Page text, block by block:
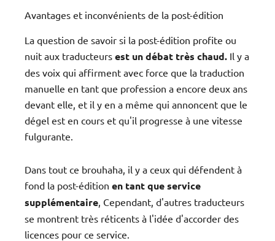
Avantages et inconvénients de la post-édition
La question de savoir si la post-édition profite ou
nuit aux traducteurs est un débat très chaud. Il y a
des voix qui affirment avec force que la traduction
manuelle en tant que profession a encore deux ans
devant elle, et il y en a même qui annoncent que le
dégel est en cours et qu'il progresse à une vitesse
fulgurante.
Dans tout ce brouhaha, il y a ceux qui défendent à
fond la post-édition en tant que service
supplémentaire , Cependant, d'autres traducteurs
se montrent très réticents à l'idée d'accorder des
licences pour ce service.